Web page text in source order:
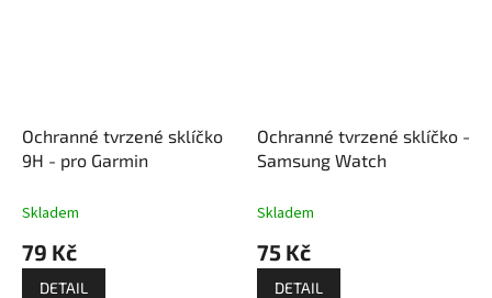
Ochranné tvrzené sklíčko
9H - pro Garmin
Skladem
79 Kč
DETAIL
Ochranné tvrzené sklíčko -
Samsung Watch
Skladem
75 Kč
DETAIL